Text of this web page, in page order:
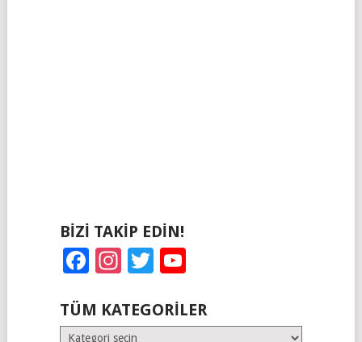
BIZI TAKIP EDIN!
Facebook
Instagram
Twitter
TÜM KATEGORILER
Tüm